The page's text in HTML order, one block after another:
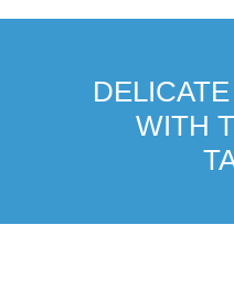
WITH